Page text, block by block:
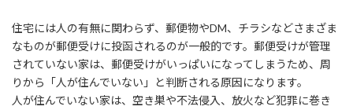
住宅には人の有無に関わらず、郵便物やDM、チラシなどさまざま
なものが郵便受けに投函されるのが一般的です。郵便受けが管理
されていない家は、郵便受けがいっぱいになってしまうため、周
りから「人が住んでいない」と判断される原因になります。
人が住んでいない家は、空き巣や不法侵入、放火など犯罪に巻き